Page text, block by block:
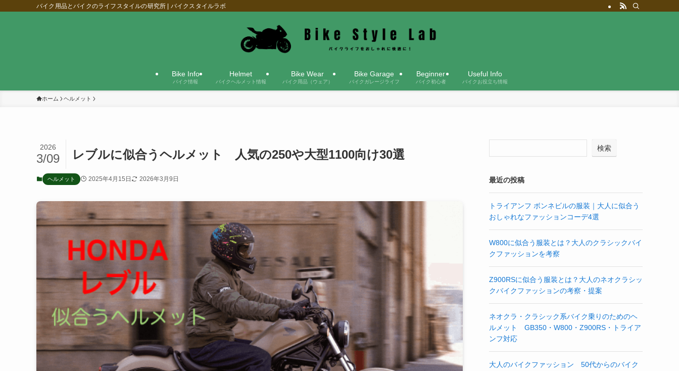
バイク用品とバイクのライフスタイルの研究所 | バイクスタイルラボ
Bike Info
バイク情報
Helmet
バイクヘルメット情報
Bike Wear
バイク用品（ウェア）
Bike Garage
バイクガレージライフ
Beginner
バイク初心者
Useful Info
バイクお役立ち情報
ホーム ヘルメット
レブルに似合うヘルメット 人気の250や大型1100向け30選
2026
3/09
ヘルメット 2025年4月15日 2026年3月9日
検索
最近の投稿
トライアンフ ボンネビルの服装｜大人に似合う
おしゃれなファッションコーデ4選
W800に似合う服装とは？大人のクラシックバイ
クファッションを考察
Z900RSに似合う服装とは？大人のネオクラシッ
クバイクファッションの考察・提案
ネオクラ・クラシック系バイク乗りのためのヘ
ルメット GB350・W800・Z900RS・トライア
ンフ対応
大人のバイクファッション 50代からのバイク